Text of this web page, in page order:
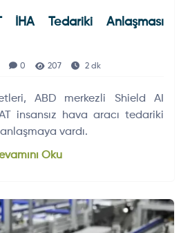
İHA Tedariki Anlaşması
0 207 2 dk
ABD merkezli Shield AI
insansız hava aracı tedariki
vardı.
Oku